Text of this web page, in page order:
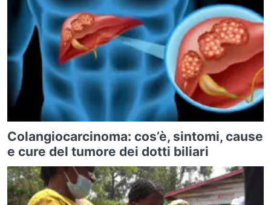
Colangiocarcinoma: cos’è, sintomi, cause
e cure del tumore dei dotti biliari